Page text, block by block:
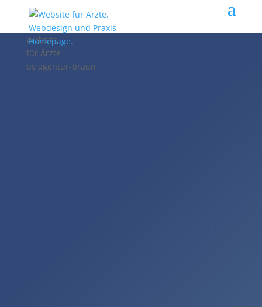
Website
für Ärzte
by agentur-braun